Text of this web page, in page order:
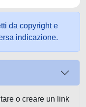
da copyright e
indicazione.
o creare un link